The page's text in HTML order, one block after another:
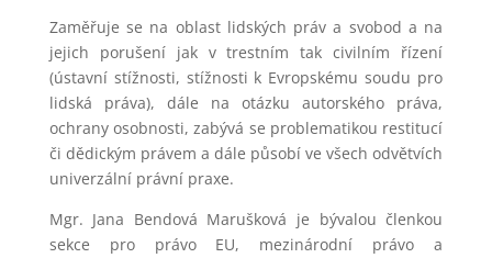
Zaměřuje se na oblast lidských práv a svobod a na
jejich porušení jak v trestním tak civilním řízení
(ústavní stížnosti, stížnosti k Evropskému soudu pro
lidská práva), dále na otázku autorského práva,
ochrany osobnosti, zabývá se problematikou restitucí
či dědickým právem a dále působí ve všech odvětvích
univerzální právní praxe.
Mgr. Jana Bendová Marušková je bývalou členkou
sekce pro právo EU, mezinárodní právo a